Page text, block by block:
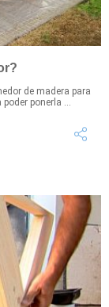
de madera para
ponerla ...